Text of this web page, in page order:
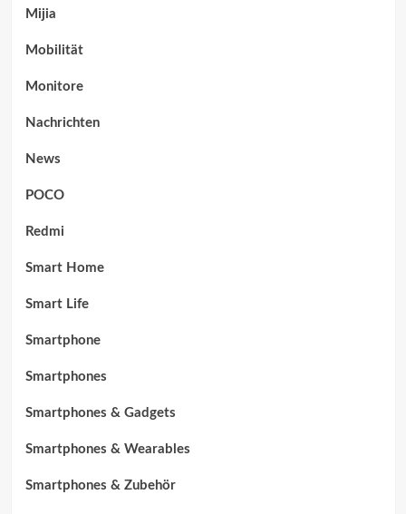
Mijia
Mobilität
Monitore
Nachrichten
News
POCO
Redmi
Smart Home
Smart Life
Smartphone
Smartphones
Smartphones & Gadgets
Smartphones & Wearables
Smartphones & Zubehör